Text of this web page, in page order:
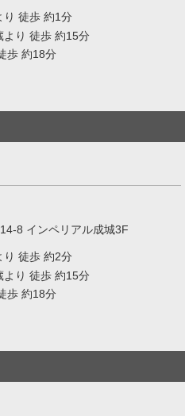
り 徒歩 約1分
より 徒歩 約15分
歩 約18分
8 インペリアル成城3F
り 徒歩 約2分
より 徒歩 約15分
歩 約18分